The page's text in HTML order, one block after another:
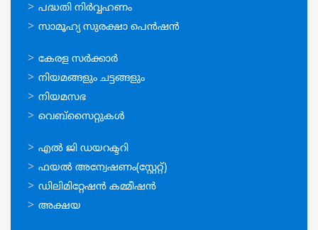
പദ്ധതി നിര്‍വ്വഹണം
സാമൂഹ്യ സുരക്ഷാ പെന്‍ഷന്‍
ഉപയോഗപ്രദമായ
കണ്ണികള്‍
കേരള സര്‍ക്കാര്‍
നിയമങ്ങളും ചട്ടങ്ങളും
നിയമസഭ
വെബ്സൈറ്റുകള്‍
ഉപയോഗപ്രദമായ
കണ്ണികള്‍
എല്‍ ജി ഡയറക്ടറി
ഫയല്‍ അന്വേഷണം(സ്റ്റേറ്റ്)
ഡിലിമിറ്റേഷന്‍ കമ്മീഷന്‍
അക്ഷയ